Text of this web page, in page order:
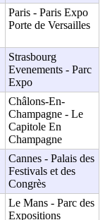
Paris - Paris Expo
Porte de Versailles
Strasbourg
Evenements - Parc
Expo
Châlons-En-
Champagne - Le
Capitole En
Champagne
Cannes - Palais des
Festivals et des
Congrès
Le Mans - Parc des
Expositions